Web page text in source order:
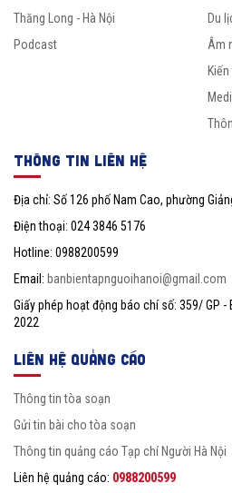
Thăng Long - Hà Nội
Podcast
Du
Âm
THÔNG TIN LIÊN HỆ
Địa chỉ: Số 126 phố Nam Cao, phường
Điện thoại: 024 3846 5176
Hotline: 0988200599
Email: banbientapnguoihanoi@gmail.com
Giấy phép hoạt động báo chí số: 359/ GP -
2022
LIÊN HỆ QUẢNG CÁO
Thông tin tòa soạn
Gửi tin bài cho tòa soạn
Thông tin quảng cáo Tạp chí Người Hà Nội
Liên hệ quảng cáo: 0988200599